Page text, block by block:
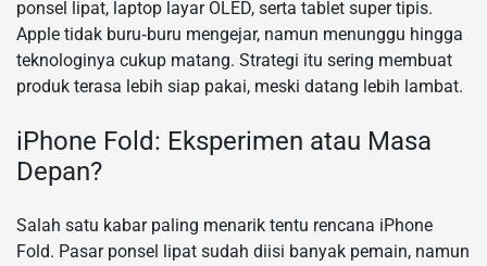
ponsel lipat, laptop layar OLED, serta tablet super tipis.
Apple tidak buru‑buru mengejar, namun menunggu hingga
teknologinya cukup matang. Strategi itu sering membuat
produk terasa lebih siap pakai, meski datang lebih lambat.
iPhone Fold: Eksperimen atau Masa
Depan?
Salah satu kabar paling menarik tentu rencana iPhone
Fold. Pasar ponsel lipat sudah diisi banyak pemain, namun